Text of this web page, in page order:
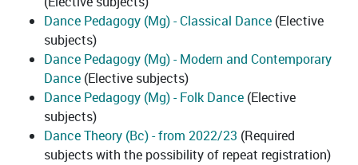
Dance Pedagogy (Mg) - Classical Dance (Elective
subjects)
Dance Pedagogy (Mg) - Modern and Contemporary
Dance (Elective subjects)
Dance Pedagogy (Mg) - Folk Dance (Elective
subjects)
Dance Theory (Bc) - from 2022/23 (Required
subjects with the possibility of repeat registration)